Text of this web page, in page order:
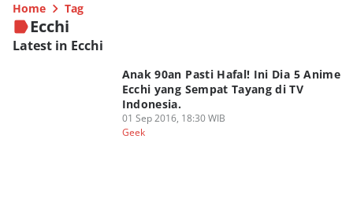
Home Tag
Ecchi
Latest in Ecchi
Anak 90an Pasti Hafal! Ini Dia 5 Anime
Ecchi yang Sempat Tayang di TV
Indonesia.
01 Sep 2016, 18:30 WIB
Geek